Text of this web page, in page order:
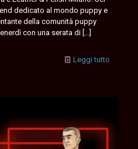
dedicato al mondo puppy e
della comunità puppy
con una serata di […]
Leggi tutto